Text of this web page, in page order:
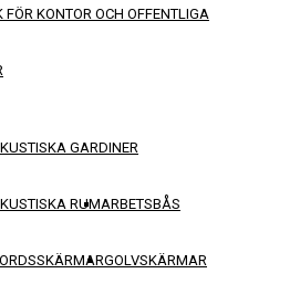
FÖR KONTOR OCH OFFENTLIGA
GARDINER
RUMARBETSBÅS
GOLVSKÄRMAR